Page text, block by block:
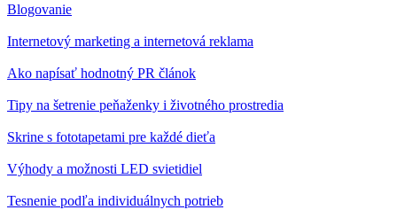
Blogovanie
Internetový marketing a internetová reklama
Ako napísať hodnotný PR článok
Tipy na šetrenie peňaženky i životného prostredia
Skrine s fototapetami pre každé dieťa
Výhody a možnosti LED svietidiel
Tesnenie podľa individuálnych potrieb